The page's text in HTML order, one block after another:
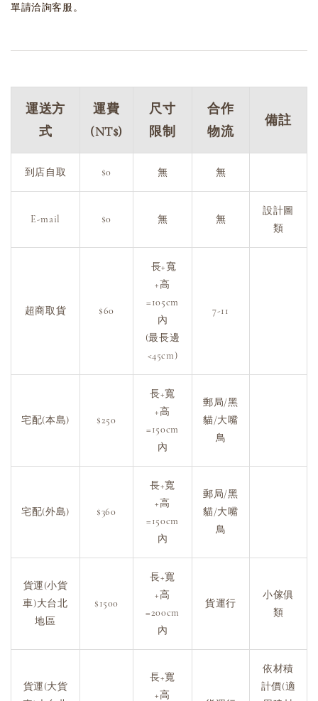
單請洽詢客服。
運送方
式
運費
(NT$)
尺寸
限制
合作
物流
備註
到店自取 $0 無 無
E-mail $0 無 無
設計圖
類
超商取貨 $60
長+寬
+高
=105cm
內
(最長邊
<45cm)
7-11
宅配(本島) $250
長+寬
+高
=150cm
內
郵局/黑
貓/大嘴
鳥
宅配(外島) $360
長+寬
+高
=150cm
內
郵局/黑
貓/大嘴
鳥
貨運(小貨
車)大台北
地區
$1500
長+寬
+高
=200cm
內
貨運行
小傢俱
類
貨運(大貨
長+寬
+高
依材積
計價(適